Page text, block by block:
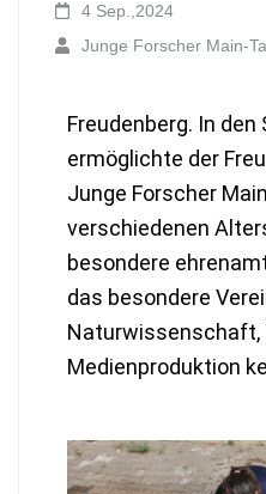
4 Sep.,2024
Junge Forscher Main-
Freudenberg. In
ermöglichte der
Junge Forscher
verschiedenen
besondere
das besondere
Naturwissenschaft,
Medienproduktion